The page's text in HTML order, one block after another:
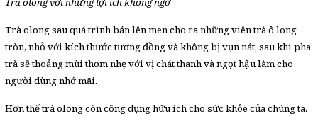
Trà olong sau quá trình bán lên men cho ra những viên trà ô long
tròn, nhỏ với kích thước tương đồng và không bị vụn nát, sau khi pha
trà sẽ thoảng mùi thơm nhẹ với vị chát thanh và ngọt hậu làm cho
người dùng nhớ mãi.
Hơn thế trà olong còn công dụng hữu ích cho sức khỏe của chúng ta.